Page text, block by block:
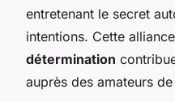
entretenant le secret
intentions. Cette alliance
détermination
auprès des amateurs de